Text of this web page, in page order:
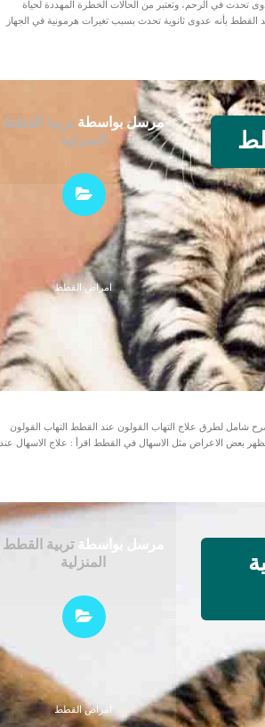
في الرحم، وتعتبر من الحالات الخطرة المهددة لحياة
بأنه عدوى ثانوية تحدث بسبب تغيرات هرمونية في الجهاز
مرسل بواسطةتربية القطط
المنزلية
امراض القطط
لطرق علاج التهاب القولون عند القطط التهاب القولون
بعض الاعراض مثل الاسهال في القطط اقرأ : علاج الاسهال عند
مرسل بواسطةتربية القطط
المنزلية
امراض القطط